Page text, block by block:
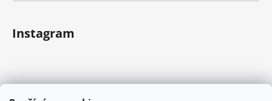
Instagram